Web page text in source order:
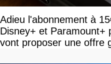
Adieu l'abonnement à
Disney+ et Paramount+
vont proposer une offre